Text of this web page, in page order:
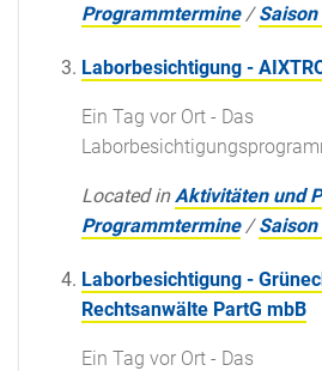
Programmtermine /
Laborbesichtigung -
Ein Tag vor Ort - Das
Located in Aktivitäten und
Programmtermine /
Laborbesichtigung -
Rechtsanwälte PartG mbB
Ein Tag vor Ort - Das